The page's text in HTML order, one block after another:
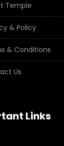
Temple
& Policy
& Conditions
Us
Links